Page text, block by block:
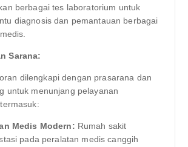
berbagai tes laboratorium untuk
diagnosis dan pemantauan berbagai
Sarana:
dilengkapi dengan prasarana dan
untuk menunjang pelayanan
Medis Modern: Rumah sakit
pada peralatan medis canggih